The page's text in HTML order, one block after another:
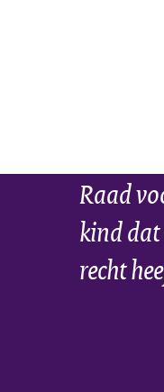
Raad
kind dat
recht